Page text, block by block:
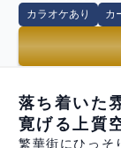
カラオケあり カ
落ち着いた
寛げる上質
繁華街にひっそ